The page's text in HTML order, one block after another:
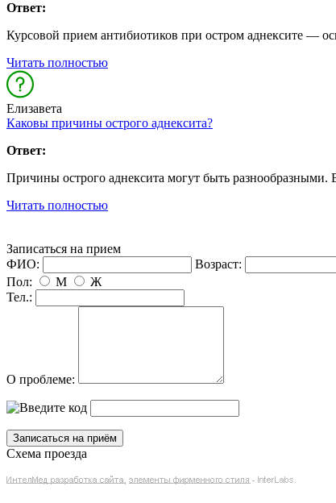
Ответ:
Курсовой прием антибиотиков при остром аднексите —
Читать полностью
Елизавета
Каковы причины острого аднексита?
Ответ:
Причины острого аднексита могут быть разнообразными.
Читать полностью
Записаться на прием
ФИО:
озраст:
Пол:
М
Ж
Тел.:
О проблеме:
Схема проезда